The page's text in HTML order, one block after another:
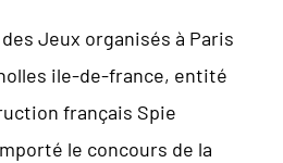
Jeux organisés à Paris
ile-de-france, entité
français Spie
le concours de la